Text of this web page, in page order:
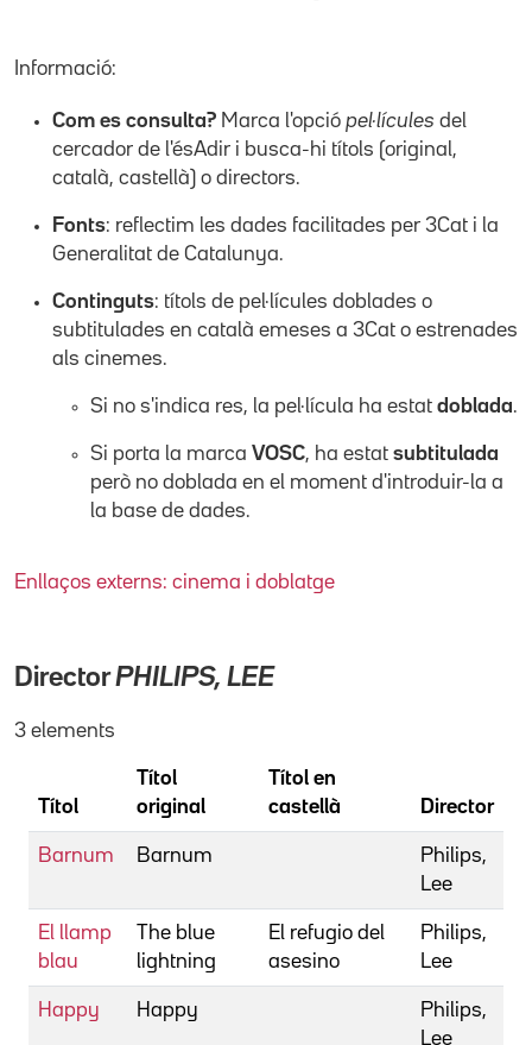
Informació:
Com es consulta? Marca l'opció pel·lícules del
cercador de l'ésAdir i busca-hi títols (original,
català, castellà) o directors.
Fonts: reflectim les dades facilitades per 3Cat i la
Generalitat de Catalunya.
Continguts: títols de pel·lícules doblades o
subtitulades en català emeses a 3Cat o estrenades
als cinemes.
Si no s'indica res, la pel·lícula ha estat doblada.
Si porta la marca VOSC, ha estat subtitulada
però no doblada en el moment d'introduir-la a
la base de dades.
Enllaços externs: cinema i doblatge
DirectorPHILIPS, LEE
3 elements
Títol
Títol
original
Títol en
castellà
Director
Barnum Barnum
Philips,
Lee
El llamp
blau
The blue
lightning
El refugio del
asesino
Philips,
Lee
Happy Happy
Philips,
Lee